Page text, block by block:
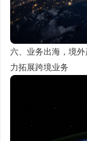
六、业务出海，境
力拓展跨境业务